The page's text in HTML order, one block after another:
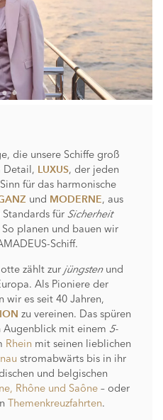
die unsere Schiffe groß
Detail, LUXUS, der jeden
für das harmonische
und MODERNE, aus
für Sicherheit
So planen und bauen wir
Schiff.
zählt zur jüngsten und
Als Pioniere der
wir es seit 40 Jahren,
zu vereinen. Das spüren
Augenblick mit einem 5-
Rhein mit seinen lieblichen
stromabwärts bis in ihr
und belgischen
Rhône und Saône– oder
Themenkreuzfahrten.